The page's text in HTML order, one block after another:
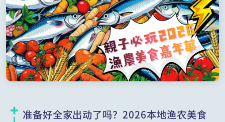
准备好全家出动了吗？2026本地渔农美食